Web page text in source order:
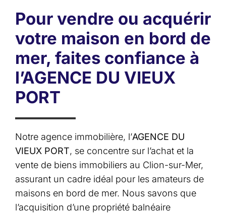
Pour vendre ou acquérir
votre maison en bord de
mer, faites confiance à
l’AGENCE DU VIEUX
PORT
Notre agence immobilière, l’AGENCE DU
VIEUX PORT, se concentre sur l’achat et la
vente de biens immobiliers au Clion-sur-Mer,
assurant un cadre idéal pour les amateurs de
maisons en bord de mer. Nous savons que
l’acquisition d’une propriété balnéaire